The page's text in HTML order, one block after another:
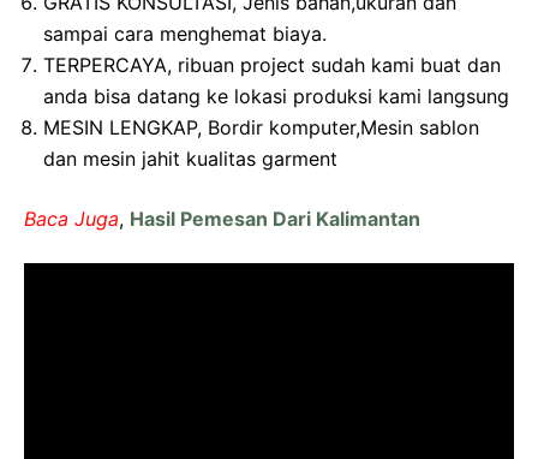
sampai cara menghemat biaya.
TERPERCAYA, ribuan project sudah kami buat dan
anda bisa datang ke lokasi produksi kami langsung
MESIN LENGKAP, Bordir komputer,Mesin sablon
dan mesin jahit kualitas garment
Baca Juga, Hasil Pemesan Dari Kalimantan